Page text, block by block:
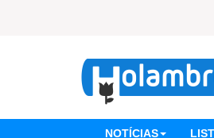
NOTÍCIAS